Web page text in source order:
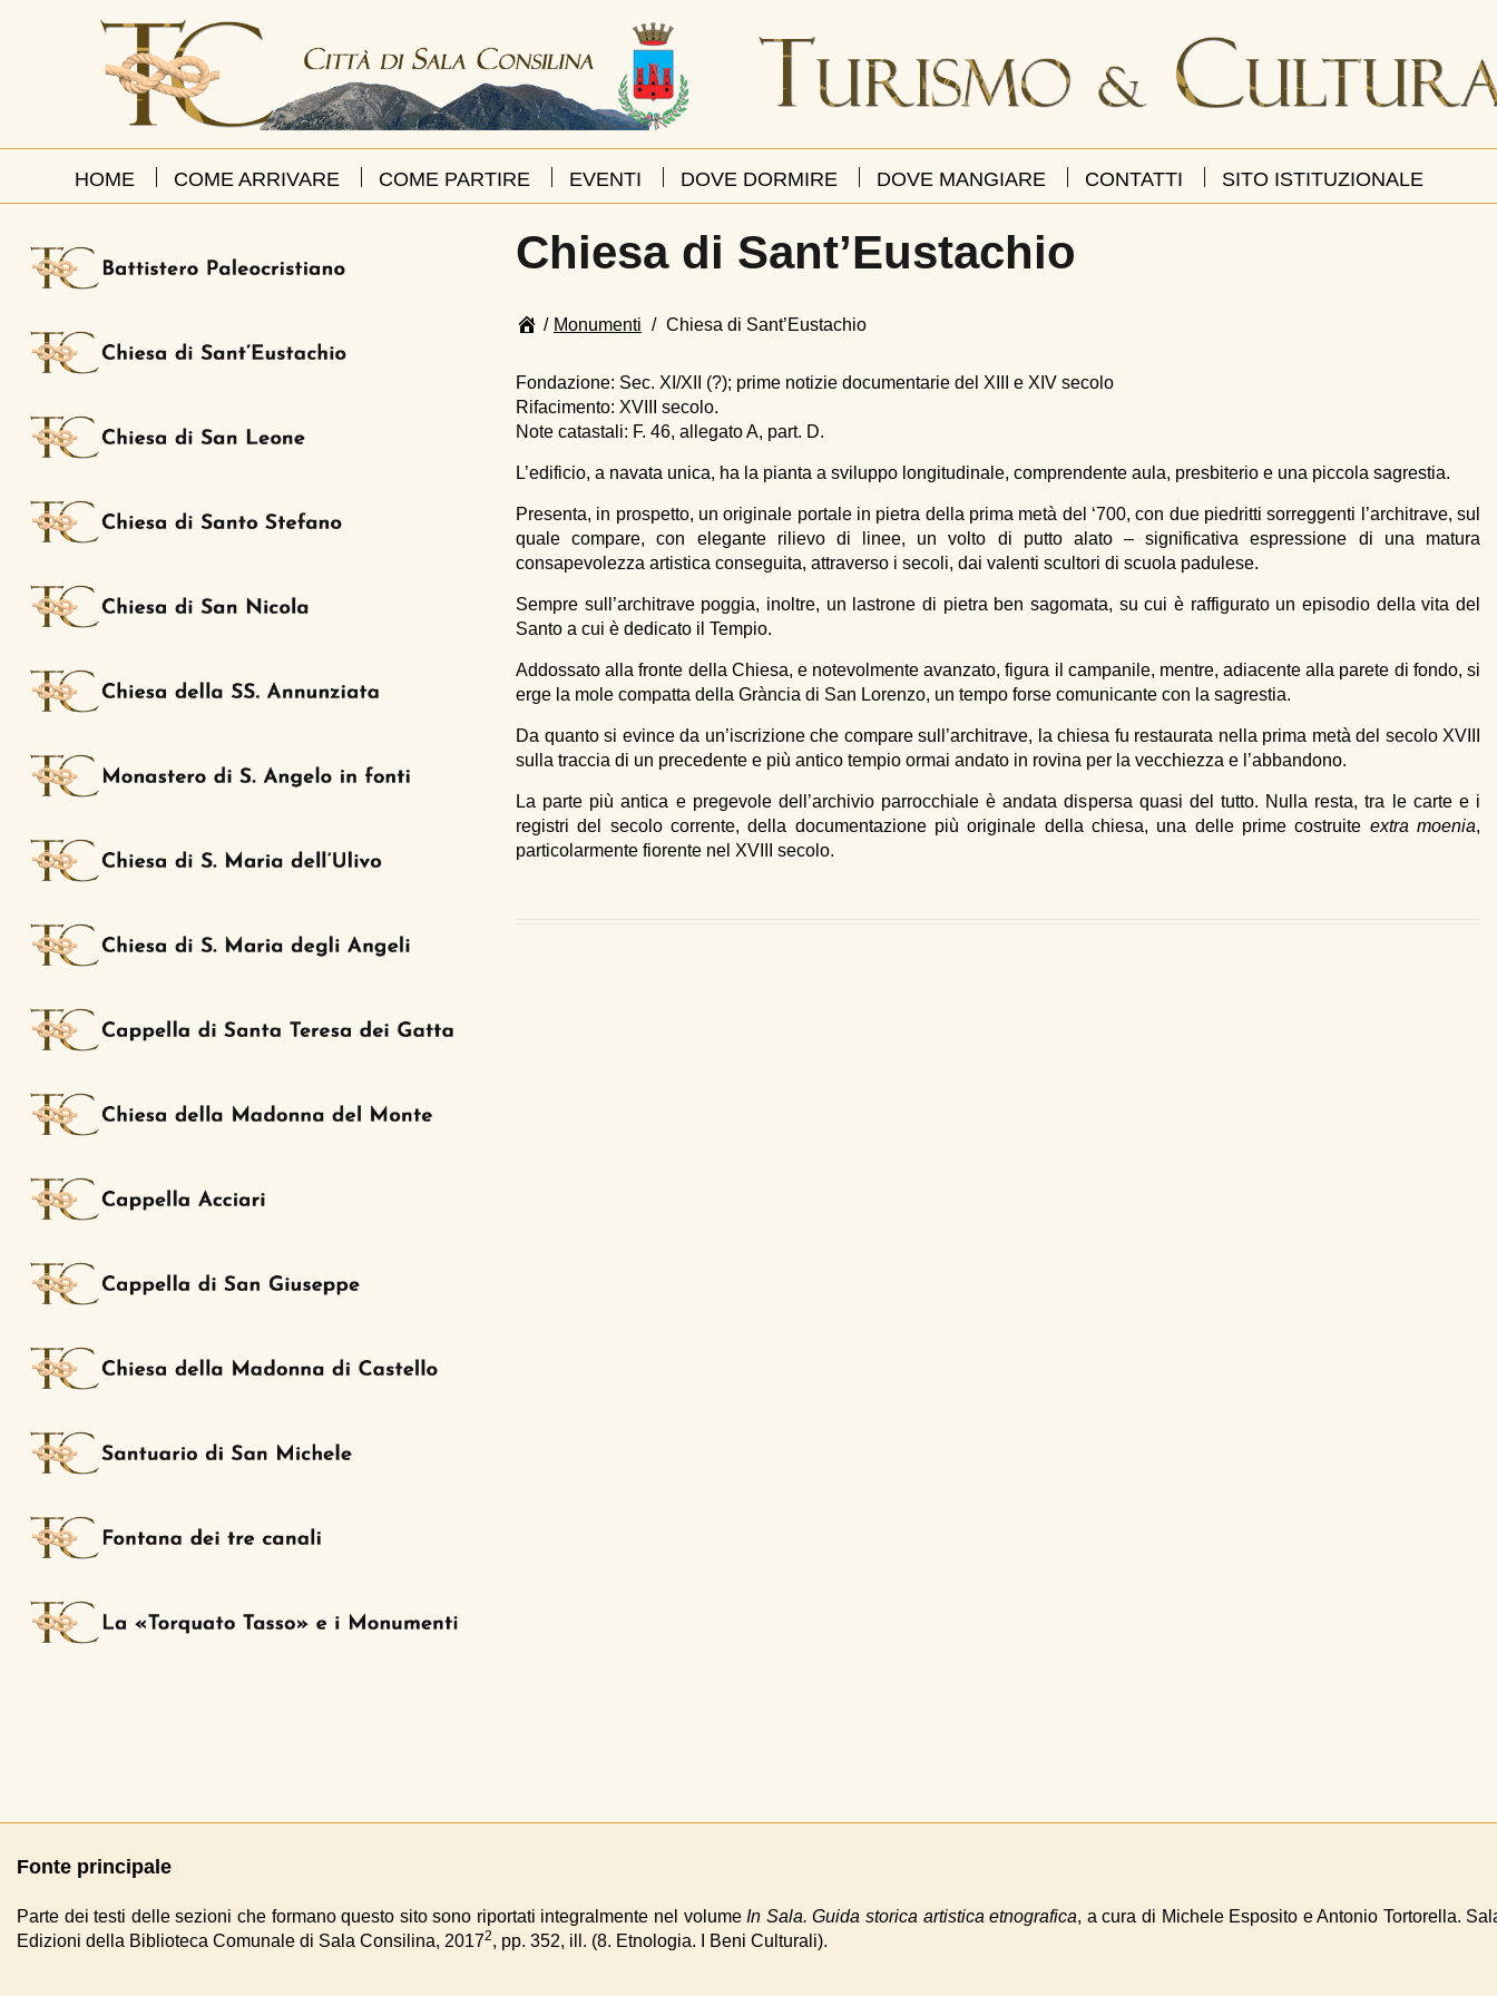
HOME COME ARRIVARE COME PARTIRE EVENTI DOVE DORMIRE DOVE MANGIARE CONTATTI SITO ISTITUZIONALE
Chiesa di Sant’Eustachio
Page
/ Monumenti / Chiesa di Sant’Eustachio
of
page
breadcrumbs
Fondazione: Sec. XI/XII (?); prime notizie documentarie del XIII e XIV secolo
Rifacimento: XVIII secolo.
Note catastali: F. 46, allegato A, part. D.
L’edificio, a navata unica, ha la pianta a sviluppo longitudinale, comprendente aula, presbiterio e una piccola sagrestia.
Presenta, in prospetto, un originale portale in pietra della prima metà del ‘700, con due piedritti sorreggenti l’architrave, sul
quale compare, con elegante rilievo di linee, un volto di putto alato – significativa espressione di una matura
consapevolezza artistica conseguita, attraverso i secoli, dai valenti scultori di scuola padulese.
Sempre sull’architrave poggia, inoltre, un lastrone di pietra ben sagomata, su cui è raffigurato un episodio della vita del
Santo a cui è dedicato il Tempio.
Addossato alla fronte della Chiesa, e notevolmente avanzato, figura il campanile, mentre, adiacente alla parete di fondo, si
erge la mole compatta della Grància di San Lorenzo, un tempo forse comunicante con la sagrestia.
Da quanto si evince da un’iscrizione che compare sull’architrave, la chiesa fu restaurata nella prima metà del secolo XVIII
sulla traccia di un precedente e più antico tempio ormai andato in rovina per la vecchiezza e l’abbandono.
La parte più antica e pregevole dell’archivio parrocchiale è andata dispersa quasi del tutto. Nulla resta, tra le carte e i
registri del secolo corrente, della documentazione più originale della chiesa, una delle prime costruite extra moenia,
particolarmente fiorente nel XVIII secolo.
Fonte principale
Parte dei testi delle sezioni che formano questo sito sono riportati integralmente nel volumeIn Sala. Guida storica artistica etnografica, a cura di Michele Esposito e Antonio Tortorella.
Edizioni della Biblioteca Comunale di Sala Consilina, 20172, pp. 352, ill. (8. Etnologia. I Beni Culturali).